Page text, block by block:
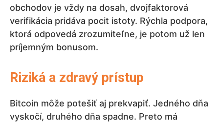
obchodov je vždy na dosah, dvojfaktorová
verifikácia pridáva pocit istoty. Rýchla podpora,
ktorá odpovedá zrozumiteľne, je potom už len
príjemným bonusom.
Riziká a zdravý prístup
Bitcoin môže potešiť aj prekvapiť. Jedného dňa
vyskočí, druhého dňa spadne. Preto má